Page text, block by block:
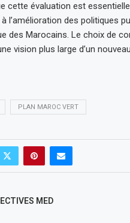
cette évaluation est
l’amélioration des politiques
des Marocains. Le choix de
vision plus large d’un
PLAN MAROC VERT
MED